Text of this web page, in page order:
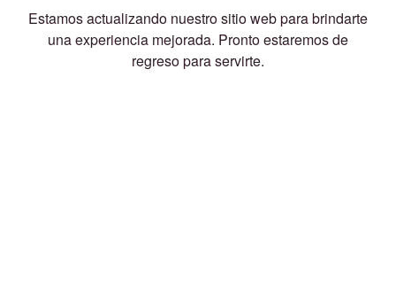
Estamos actualizando nuestro sitio web para brindarte
una experiencia mejorada. Pronto estaremos de
regreso para servirte.